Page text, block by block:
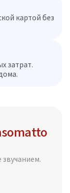
картой без
затрат.